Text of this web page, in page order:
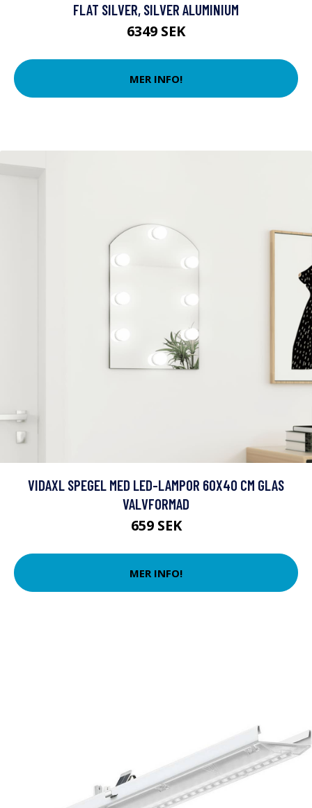
FLAT SILVER, SILVER ALUMINIUM
6349 SEK
MER INFO!
VIDAXL SPEGEL MED LED-LAMPOR 60X40 CM GLAS
VALVFORMAD
659 SEK
MER INFO!